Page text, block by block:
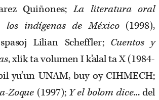
Quiñones;La literatura oral
los indígenas de México(1998),
Lilian Scheffler; Cuentos y
, xlik ta volumen I k’alal ta X (1984-
yu’un UNAM, buy oy CIHMECH;
Zoque (1997); Y el bolom dice... del